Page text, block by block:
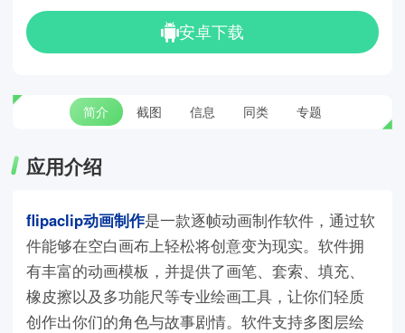
安卓下载
简介 截图 信息 同类 专题
应用介绍
flipaclip动画制作是一款逐帧动画制作软件，通过软
件能够在空白画布上轻松将创意变为现实。软件拥
有丰富的动画模板，并提供了画笔、套索、填充、
橡皮擦以及多功能尺等专业绘画工具，让你们轻质
创作出你们的角色与故事剧情。软件支持多图层绘